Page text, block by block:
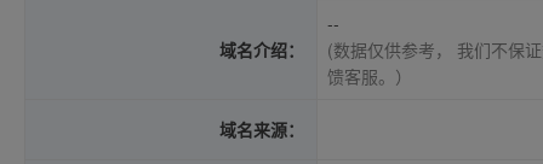
域名介绍：
--
(数据仅供参考， 我们不保
馈客服。）
域名来源：